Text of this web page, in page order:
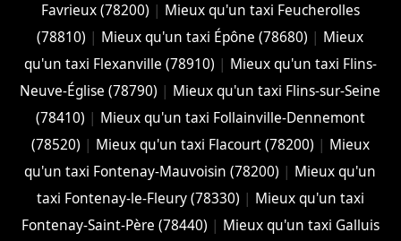
Favrieux (78200) | Mieux qu'un taxi Feucherolles
(78810) | Mieux qu'un taxi Épône (78680) | Mieux
qu'un taxi Flexanville (78910) | Mieux qu'un taxi Flins-
Neuve-Église (78790) | Mieux qu'un taxi Flins-sur-Seine
(78410) | Mieux qu'un taxi Follainville-Dennemont
(78520) | Mieux qu'un taxi Flacourt (78200) | Mieux
qu'un taxi Fontenay-Mauvoisin (78200) | Mieux qu'un
taxi Fontenay-le-Fleury (78330) | Mieux qu'un taxi
Fontenay-Saint-Père (78440) | Mieux qu'un taxi Galluis